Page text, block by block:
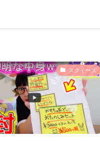
スクイーズ